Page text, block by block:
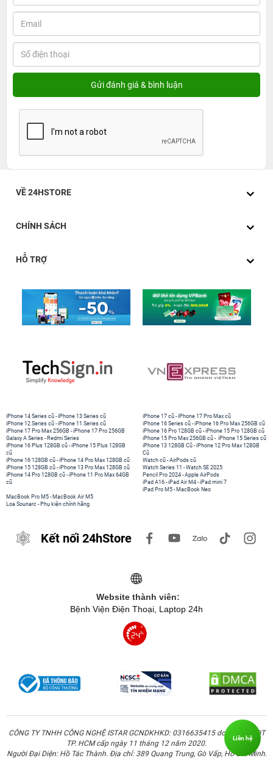
VỀ 24HSTORE
CHÍNH SÁCH
HỖ TRỢ
iPhone 14 Series cũ -iPhone 13 Series cũ
iPhone 12 Series cũ -iPhone 11 Series cũ
iPhone 17 Pro Max 256GB -iPhone 17 Pro 256GB
Galaxy A Series - Redmi Series
iPhone 17 cũ -iPhone 17 Pro Max cũ
iPhone 16 Series cũ - iPhone 16 Pro Max 256GB cũ
iPhone 16 Pro 128GB cũ -iPhone 15 Pro 128GB cũ
iPhone 15 Pro Max 256GB cũ - iPhone 15 Series cũ
iPhone 16 Plus 128GB cũ -iPhone 15 Plus 128GB
cũ
iPhone 16 128GB cũ -iPhone 14 Pro Max 128GB cũ
iPhone 15 128GB cũ -iPhone 13 Pro Max 128GB cũ
iPhone 14 Pro 128GB cũ -iPhone 11 Pro Max 64GB
cũ
iPhone 13 128GB Cũ -iPhone 12 Pro Max 128GB
Cũ
Watch cũ -AirPods cũ
Watch Series 11 -Watch SE 2025
Pencil Pro 2024 -Apple AirPods
iPad A16 -iPad Air M4 -iPad mini 7
iPad Pro M5 - MacBook Neo
MacBook Pro M5 - MacBook Air M5
Loa Sounarc - Phụ kiện chính hãng
Kết nối 24hStore
Website thành viên:
Bệnh Viện Điện Thoại, Laptop 24h
CÔNG TY TNHH CÔNG NGHỆ ISTAR GCNDKHKD: 0316635415 do Sở KH & ĐT
TP. HCM cấp ngày 11 tháng 12 năm 2020.
Người Đại Diện: Hồ Tác Thành. Địa chỉ: 389 Quang Trung, Gò Vấp, Hồ Chí Minh.
Liên hệ